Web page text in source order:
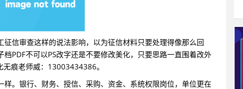
信审查这样的说法影响，以为征信材料只要处理得像那么回
PDF不可以PS改字还是不要修改美化，只要思路一直围着改外
痕老师威：13003434386。
。银行、财务、授信、采购、资金、系统权限岗位，单位更在